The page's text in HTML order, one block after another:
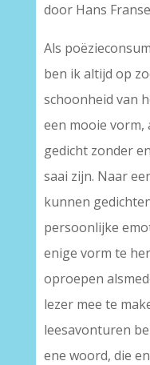
door Hans Franse
Als
ben ik altijd op
schoonheid van
een mooie vorm,
gedicht zonder
saai zijn. Naar
kunnen
persoonlijke
enige vorm te
oproepen
lezer mee te
leesavonturen
ene woord, die